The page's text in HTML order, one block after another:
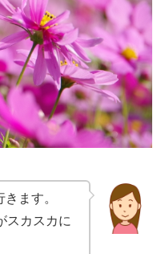
ます。
スカスカに